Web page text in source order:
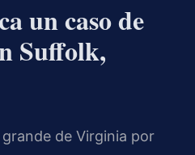
un caso de
Suffolk,
de Virginia por